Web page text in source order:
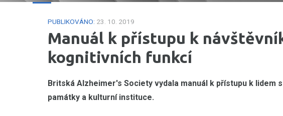
PUBLIKOVÁNO: 23. 10. 2019
Manuál k přístupu k
kognitivních funkcí
Britská Alzheimer's Society vydala manuál k přístupu k lidem
památky a kulturní instituce.